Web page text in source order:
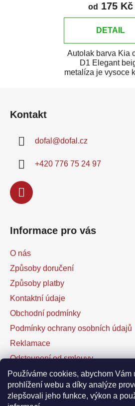
Používáme cookies, abychom
prohlížení webu a díky analýze
zlepšovali jeho funkce, výkon a
od 175 Kč
DETAIL
Autolak barva Kia
D1 Elegant
metalíza je vysoce
Kontakt
dofal @dofal.cz
+420 776 75 24 97
Informace pro vás
O nás
Způsoby doručení
Způsoby platby
Kontaktní údaje
Obchodní podmínky
Podmínky ochrany osobních údajů
Reklamace
Odstoupení od smlouvy
Kontaktní formulář